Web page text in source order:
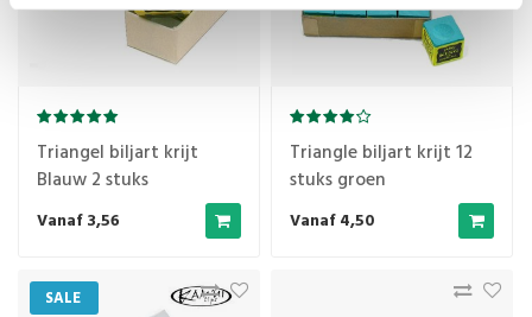
Triangel biljart krijt
Blauw 2 stuks
Vanaf 3,56
Triangle biljart krijt 12
stuks groen
Vanaf 4,50
SALE